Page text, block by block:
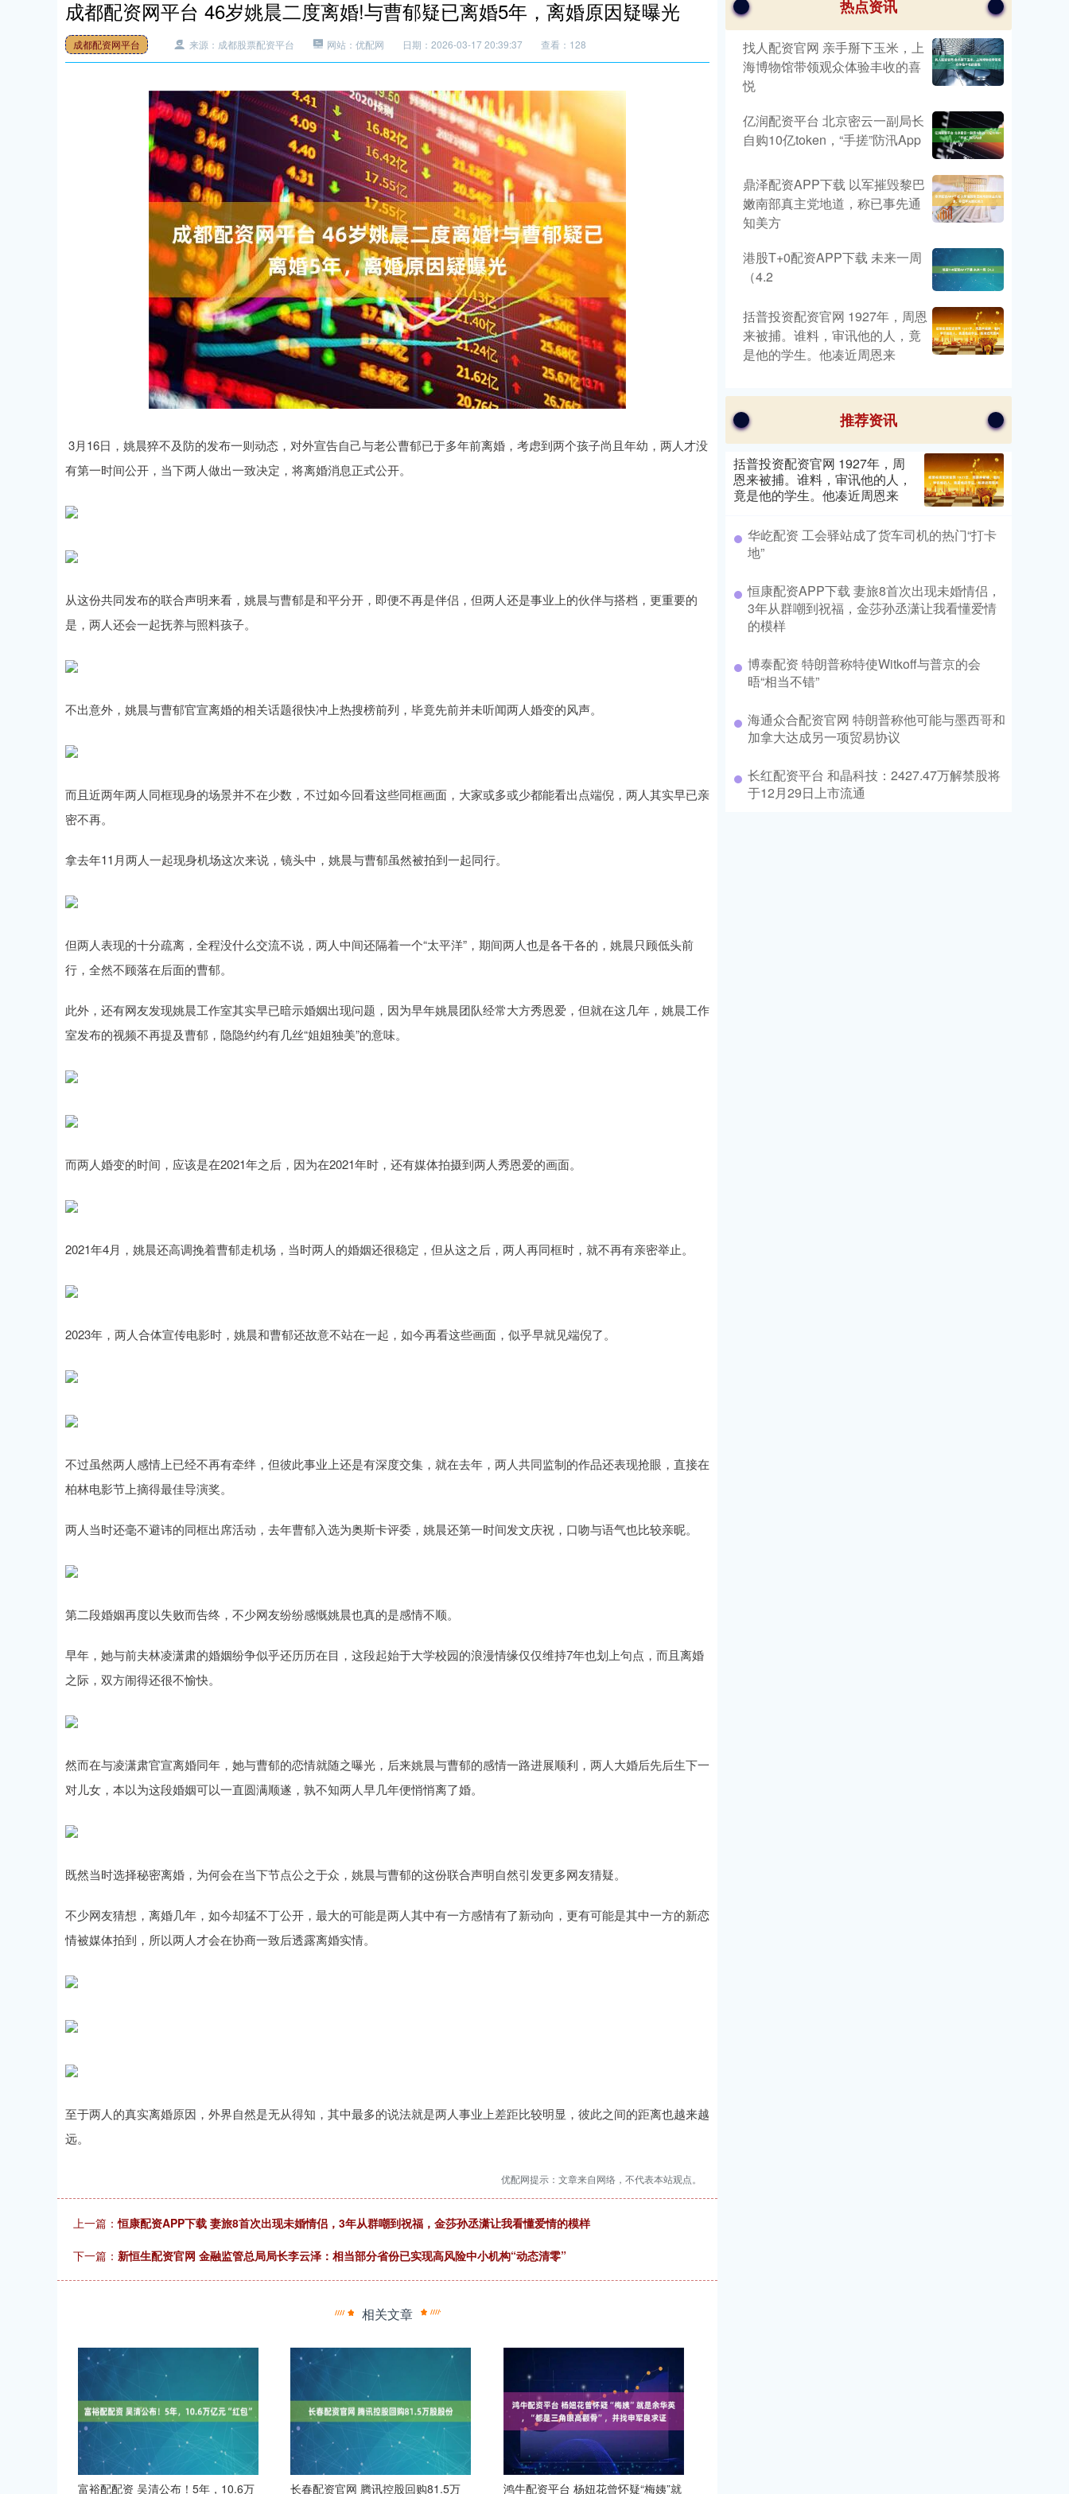
成都配资网平台 46岁姚晨二度离婚!与曹郁疑已离婚5年，离婚原因疑曝光
成都配资网平台 来源：成都股票配资平台 网站：优配网 日期：2026-03-17 20:39:37 查看：128
3月16日，姚晨猝不及防的发布一则动态，对外宣告自己与老公曹郁已于多年前离婚，考虑到两个孩子尚且年幼，两人才没
有第一时间公开，当下两人做出一致决定，将离婚消息正式公开。
从这份共同发布的联合声明来看，姚晨与曹郁是和平分开，即便不再是伴侣，但两人还是事业上的伙伴与搭档，更重要的
是，两人还会一起抚养与照料孩子。
不出意外，姚晨与曹郁官宣离婚的相关话题很快冲上热搜榜前列，毕竟先前并未听闻两人婚变的风声。
而且近两年两人同框现身的场景并不在少数，不过如今回看这些同框画面，大家或多或少都能看出点端倪，两人其实早已亲
密不再。
拿去年11月两人一起现身机场这次来说，镜头中，姚晨与曹郁虽然被拍到一起同行。
但两人表现的十分疏离，全程没什么交流不说，两人中间还隔着一个“太平洋”，期间两人也是各干各的，姚晨只顾低头前
行，全然不顾落在后面的曹郁。
此外，还有网友发现姚晨工作室其实早已暗示婚姻出现问题，因为早年姚晨团队经常大方秀恩爱，但就在这几年，姚晨工作
室发布的视频不再提及曹郁，隐隐约约有几丝“姐姐独美”的意味。
而两人婚变的时间，应该是在2021年之后，因为在2021年时，还有媒体拍摄到两人秀恩爱的画面。
2021年4月，姚晨还高调挽着曹郁走机场，当时两人的婚姻还很稳定，但从这之后，两人再同框时，就不再有亲密举止。
2023年，两人合体宣传电影时，姚晨和曹郁还故意不站在一起，如今再看这些画面，似乎早就见端倪了。
不过虽然两人感情上已经不再有牵绊，但彼此事业上还是有深度交集，就在去年，两人共同监制的作品还表现抢眼，直接在
柏林电影节上摘得最佳导演奖。
两人当时还毫不避讳的同框出席活动，去年曹郁入选为奥斯卡评委，姚晨还第一时间发文庆祝，口吻与语气也比较亲昵。
第二段婚姻再度以失败而告终，不少网友纷纷感慨姚晨也真的是感情不顺。
早年，她与前夫林凌潇肃的婚姻纷争似乎还历历在目，这段起始于大学校园的浪漫情缘仅仅维持7年也划上句点，而且离婚
之际，双方闹得还很不愉快。
然而在与凌潇肃官宣离婚同年，她与曹郁的恋情就随之曝光，后来姚晨与曹郁的感情一路进展顺利，两人大婚后先后生下一
对儿女，本以为这段婚姻可以一直圆满顺遂，孰不知两人早几年便悄悄离了婚。
既然当时选择秘密离婚，为何会在当下节点公之于众，姚晨与曹郁的这份联合声明自然引发更多网友猜疑。
不少网友猜想，离婚几年，如今却猛不丁公开，最大的可能是两人其中有一方感情有了新动向，更有可能是其中一方的新恋
情被媒体拍到，所以两人才会在协商一致后透露离婚实情。
至于两人的真实离婚原因，外界自然是无从得知，其中最多的说法就是两人事业上差距比较明显，彼此之间的距离也越来越
远。
优配网提示：文章来自网络，不代表本站观点。
上一篇：恒康配资APP下载 妻旅8首次出现未婚情侣，3年从群嘲到祝福，金莎孙丞潇让我看懂爱情的模样
下一篇： 新恒生配资官网 金融监管总局局长李云泽：相当部分省份已实现高风险中小机构“动态清零”
相关文章
富裕配配资 吴清公布！5年，10.6万 长春配资官网 腾讯控股回购81.5万 鸿牛配资平台 杨妞花曾怀疑“梅姨”就
热点资讯
找人配资官网 亲手掰下玉米，上
海博物馆带领观众体验丰收的喜
悦
亿润配资平台 北京密云一副局长
自购10亿token，“手搓”防汛App
鼎泽配资APP下载 以军摧毁黎巴
嫩南部真主党地道，称已事先通
知美方
港股T+0配资APP下载 未来一周
（4.2
括普投资配资官网 1927年，周恩
来被捕。谁料，审讯他的人，竟
是他的学生。他凑近周恩来
推荐资讯
括普投资配资官网 1927年，周
恩来被捕。谁料，审讯他的人，
竟是他的学生。他凑近周恩来
华屹配资 工会驿站成了货车司机的热门“打卡
地”
恒康配资APP下载 妻旅8首次出现未婚情侣，
3年从群嘲到祝福，金莎孙丞潇让我看懂爱情
的模样
博泰配资 特朗普称特使Witkoff与普京的会
晤“相当不错”
海通众合配资官网 特朗普称他可能与墨西哥和
加拿大达成另一项贸易协议
长红配资平台 和晶科技：2427.47万解禁股将
于12月29日上市流通